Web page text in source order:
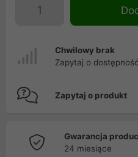
Chwilowy brak
Zapytaj o dostępność
Zapytaj o produkt
Gwarancja
24 miesiące